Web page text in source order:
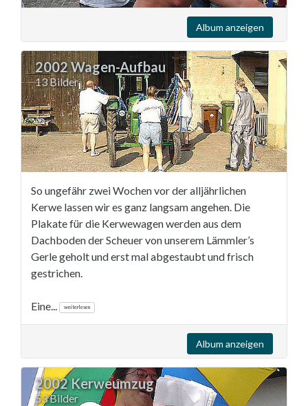
Album anzeigen
2002 Wagen-Aufbau
13 Bilder
So ungefähr zwei Wochen vor der alljährlichen
Kerwe lassen wir es ganz langsam angehen. Die
Plakate für die Kerwewagen werden aus dem
Dachboden der Scheuer von unserem Lämmler’s
Gerle geholt und erst mal abgestaubt und frisch
gestrichen.
Eine... weiterlesen
Album anzeigen
2002 Kerweumzug
53 Bilder